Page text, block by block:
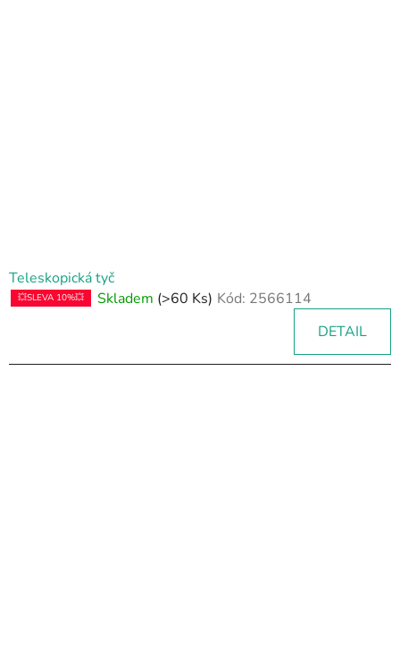
Teleskopická tyč
💥SLEVA 10%💥 Skladem (>60 Ks) Kód: 2566114
DETAIL